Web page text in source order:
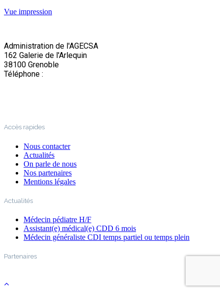
Vue impression
Administration de l'AGECSA
162 Galerie de l'Arlequin
38100 Grenoble
Téléphone :
Accès rapides
Nous contacter
Actualités
On parle de nous
Nos partenaires
Mentions légales
Actualités
Médecin pédiatre H/F
Assistant(e) médical(e) CDD 6 mois
Médecin généraliste CDI temps partiel ou temps plein
Partenaires